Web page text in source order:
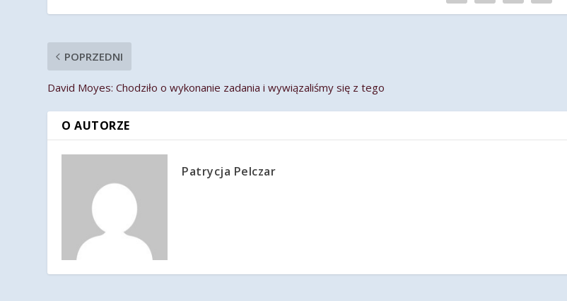
POPRZEDNI
David Moyes: Chodziło o wykonanie zadania i wywiązaliśmy się z tego
O AUTORZE
Patrycja Pelczar